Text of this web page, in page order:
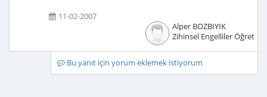
11-02-2007
Alper BOZBIYIK
Zihinsel Engelliler
Bu yanıt için yorum eklemek istiyorum